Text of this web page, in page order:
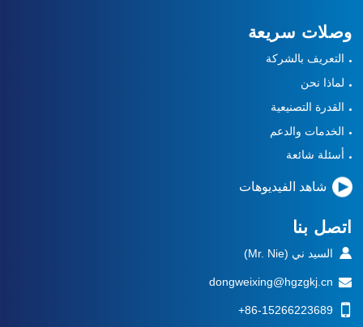
وصلات سريعة
التعريف بالشركة
لماذا نحن
القدرة التصنيعية
الخدمات والدعم
أسئلة شائعة
شاهد الفيديوهات
اتصل بنا
السيد ني (Mr. Nie)
dongweixing@hgzgkj.cn
+86-15266223689